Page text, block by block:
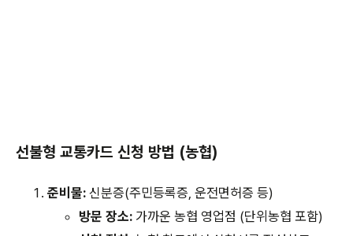
선불형 교통카드 신청 방법 (농협)
준비물: 신분증(주민등록증, 운전면허증 등)
방문 장소: 가까운 농협 영업점 (단위농협 포함)